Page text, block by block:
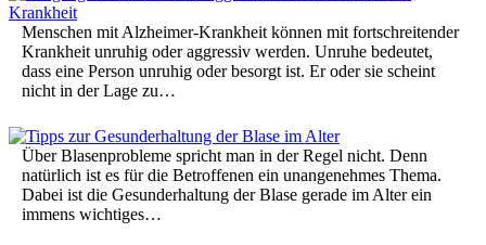
Menschen mit Alzheimer-Krankheit können mit fortschreitender
Krankheit unruhig oder aggressiv werden. Unruhe bedeutet,
dass eine Person unruhig oder besorgt ist. Er oder sie scheint
nicht in der Lage zu…
Über Blasenprobleme spricht man in der Regel nicht. Denn
natürlich ist es für die Betroffenen ein unangenehmes Thema.
Dabei ist die Gesunderhaltung der Blase gerade im Alter ein
immens wichtiges…